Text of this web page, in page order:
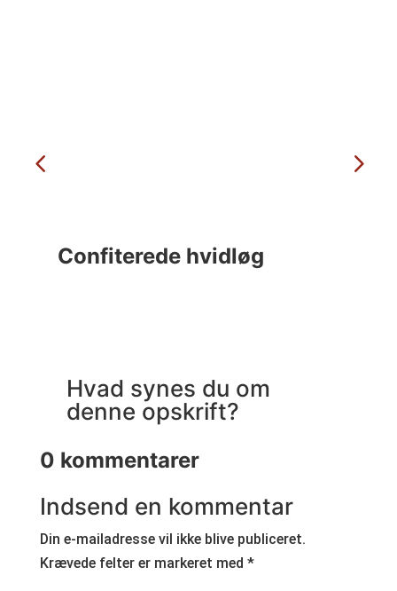
Confiterede hvidløg
Hvad synes du om
denne opskrift?
0 kommentarer
Indsend en kommentar
Din e-mailadresse vil ikke blive publiceret.
Krævede felter er markeret med *